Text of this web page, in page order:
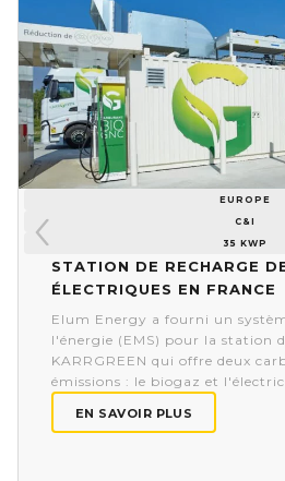
EUROPE
C&I
35 KWP
Station de recharge
électriques en France
Elum Energy a fourni un
l'énergie (EMS) pour la station
KARRGREEN qui offre deux
émissions : le biogaz et
EN SAVOIR PLUS